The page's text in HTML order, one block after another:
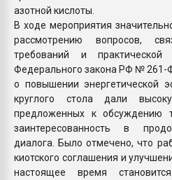
азотной кислоты.
В ходе мероприятия
рассмотрению вопросов,
требований и практической
Федерального закона РФ № 261-
о повышении энергетической
круглого стола дали
предложенных к обсуждению
заинтересованность в
диалога. Было отмечено, что
киотского соглашения и
настоящее время